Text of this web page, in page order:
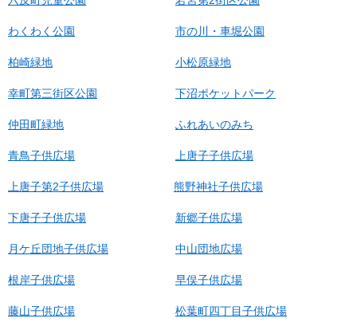
わくわく公園 市の川・車堀公園
柏崎緑地 小松原緑地
幸町第三街区公園 下沼ポケットパーク
仲田町緑地 ふれあいのみち
青鳥子供広場 上唐子子供広場
上唐子第2子供広場 熊野神社子供広場
下唐子子供広場 新郷子供広場
月ケ丘団地子供広場 中山団地広場
根岸子供広場 早俣子供広場
藤山子供広場 松葉町四丁目子供広場